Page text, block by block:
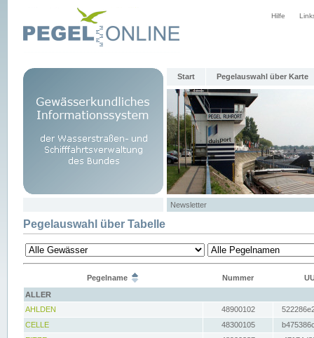
Hilfe
Start Pegelauswahl über Karte
Newsletter
Pegelauswahl über Tabelle
Pegelname Nummer
ALLER
AHLDEN
48900102
CELLE
48300105